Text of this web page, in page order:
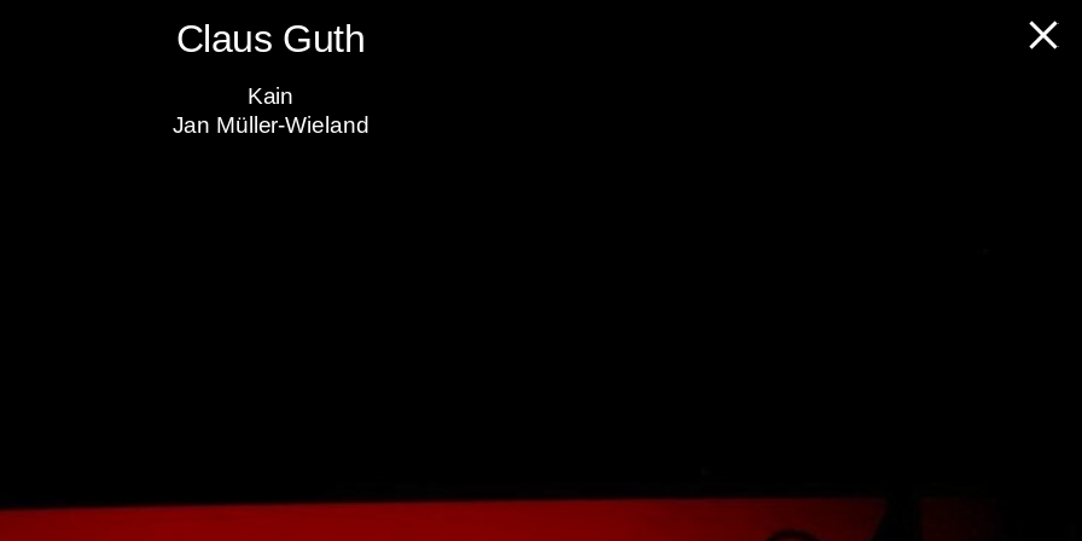
Claus Guth
Kain
Jan Müller-Wieland